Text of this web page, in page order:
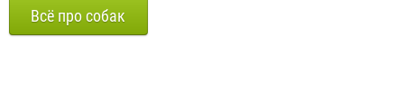
Всё про собак